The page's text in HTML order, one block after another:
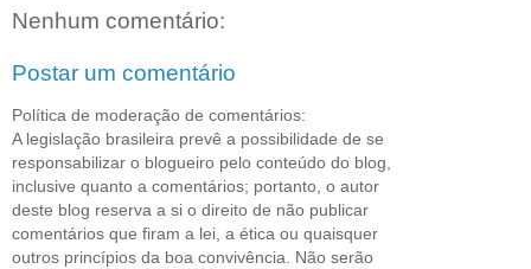
Nenhum comentário:
Postar um comentário
Política de moderação de comentários:
A legislação brasileira prevê a possibilidade de se
responsabilizar o blogueiro pelo conteúdo do blog,
inclusive quanto a comentários; portanto, o autor
deste blog reserva a si o direito de não publicar
comentários que firam a lei, a ética ou quaisquer
outros princípios da boa convivência. Não serão